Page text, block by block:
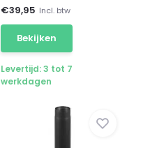
€39,95 Incl. btw
Bekijken
Levertijd: 3 tot 7
werkdagen